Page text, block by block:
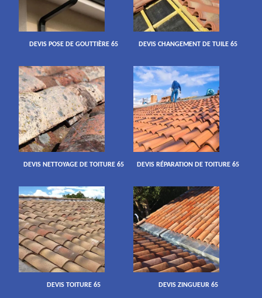
DEVIS POSE DE GOUTTIÈRE 65 DEVIS CHANGEMENT DE TUILE 65
DEVIS NETTOYAGE DE TOITURE 65 DEVIS RÉPARATION DE TOITURE 65
DEVIS TOITURE 65 DEVIS ZINGUEUR 65